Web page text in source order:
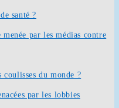
santé ?
par les médias contre
du monde ?
par les lobbies